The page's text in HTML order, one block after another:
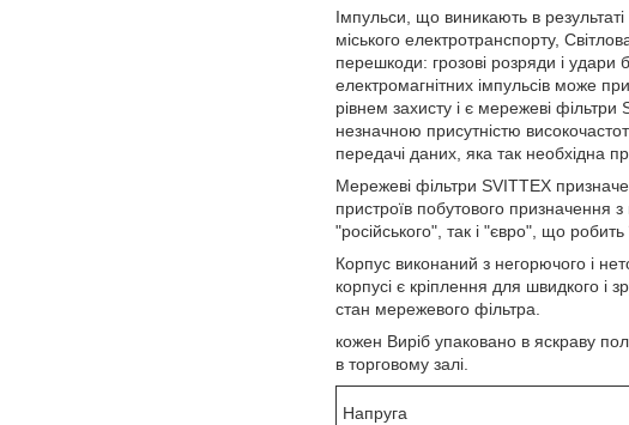
Імпульси, що виникають в
міського електротранспорту,
перешкоди: грозові розряди і удари
електромагнітних імпульсів може
рівнем захисту і є мережеві фільтри
незначною присутністю
передачі даних, яка так необхідна
Мережеві фільтри SVITTEX
пристроїв побутового
"російського", так і "євро", що робить
Корпус виконаний з негорючого і
корпусі є кріплення для швидкого і
стан мережевого фільтра.
кожен Виріб упаковано в яскраву
в торговому залі.
Напруга